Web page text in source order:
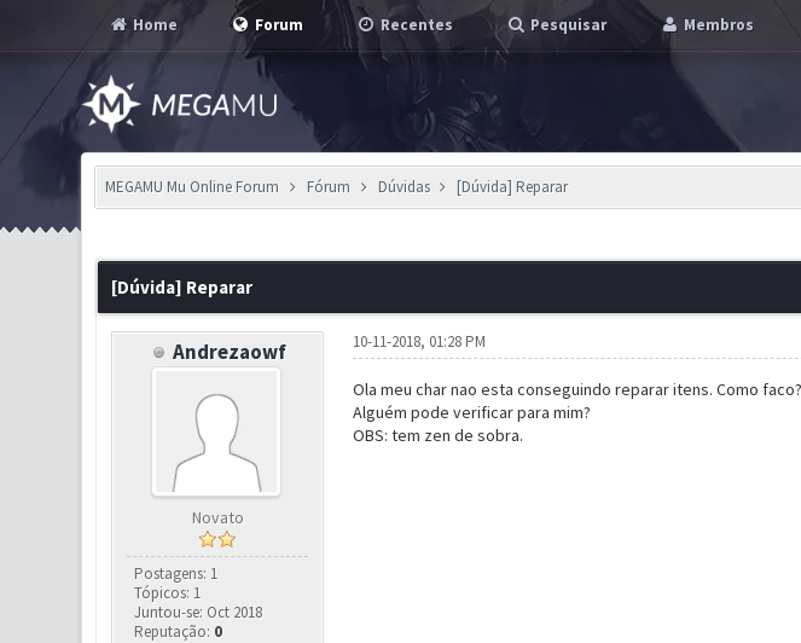
Home Forum Recentes Pesquisar Membros
MEGAMU Mu Online Forum Fórum Dúvidas [Dúvida] Reparar
[Dúvida] Reparar
Andrezaowf
Novato
Postagens: 1
Tópicos: 1
Juntou-se: Oct 2018
Reputação: 0
10-11-2018, 01:28 PM
Ola meu char nao esta conseguindo reparar itens. Como
Alguém pode verificar para mim?
OBS: tem zen de sobra.